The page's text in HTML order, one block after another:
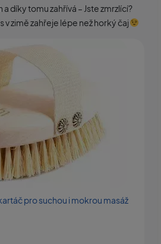
díky tomu zahřívá – Jste zmrzlící?
v zimě zahřeje lépe než horký čaj
pro suchou i mokrou masáž